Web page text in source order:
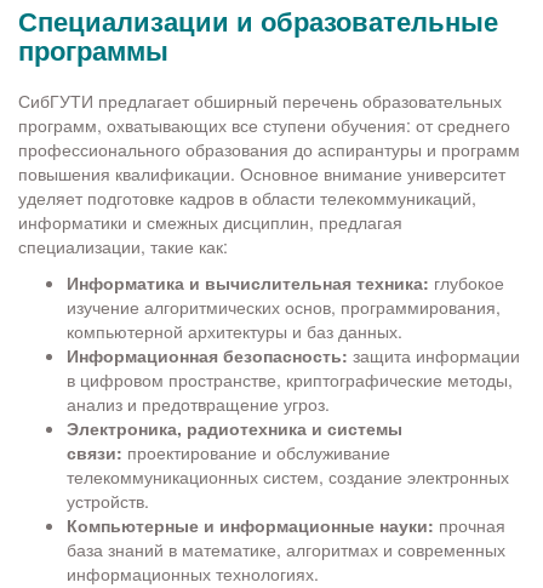
Специализации и образовательные
программы
СибГУТИ предлагает обширный перечень образовательных
программ, охватывающих все ступени обучения: от среднего
профессионального образования до аспирантуры и программ
повышения квалификации. Основное внимание университет
уделяет подготовке кадров в области телекоммуникаций,
информатики и смежных дисциплин, предлагая
специализации, такие как:
Информатика и вычислительная техника: глубокое
изучение алгоритмических основ, программирования,
компьютерной архитектуры и баз данных.
Информационная безопасность: защита информации
в цифровом пространстве, криптографические методы,
анализ и предотвращение угроз.
Электроника, радиотехника и системы
связи: проектирование и обслуживание
телекоммуникационных систем, создание электронных
устройств.
Компьютерные и информационные науки: прочная
база знаний в математике, алгоритмах и современных
информационных технологиях.